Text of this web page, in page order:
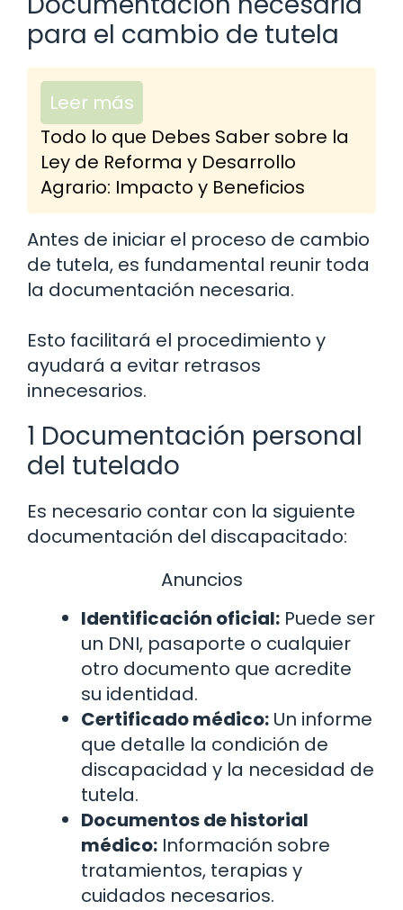
para el cambio de tutela
Leer más
Todo lo que Debes Saber sobre la
Ley de Reforma y Desarrollo
Agrario: Impacto y Beneficios
Antes de iniciar el proceso de cambio
de tutela, es fundamental reunir toda
la documentación necesaria.
Esto facilitará el procedimiento y
ayudará a evitar retrasos
innecesarios.
1 Documentación personal
del tutelado
Es necesario contar con la siguiente
documentación del discapacitado:
Anuncios
Identificación oficial: Puede ser
un DNI, pasaporte o cualquier
otro documento que acredite
su identidad.
Certificado médico: Un informe
que detalle la condición de
discapacidad y la necesidad de
tutela.
Documentos de historial
médico: Información sobre
tratamientos, terapias y
cuidados necesarios.